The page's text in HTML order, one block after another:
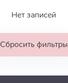
Нет записей
Сбросить фильтры